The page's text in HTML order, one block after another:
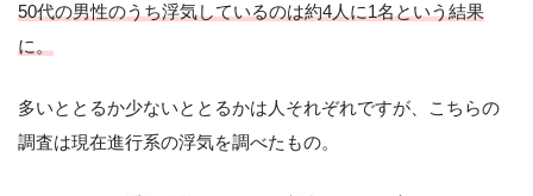
50代の男性のうち浮気しているのは約4人に1名という結果
に。
多いととるか少ないととるかは人それぞれですが、こちらの
調査は現在進行系の浮気を調べたもの。